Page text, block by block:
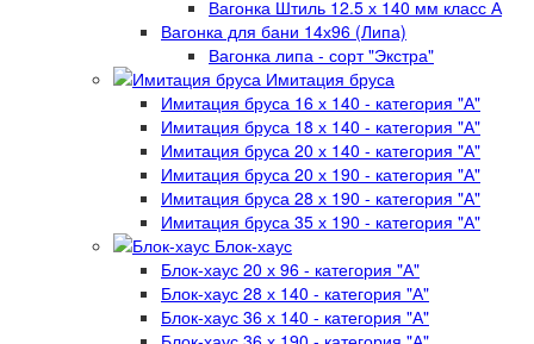
Вагонка Штиль 12.5 х 140 мм класс А
Вагонка для бани 14х96 (Липа)
Вагонка липа - сорт "Экстра"
Имитация бруса
Имитация бруса 16 х 140 - категория "А"
Имитация бруса 18 х 140 - категория "А"
Имитация бруса 20 х 140 - категория "А"
Имитация бруса 20 х 190 - категория "А"
Имитация бруса 28 х 190 - категория "А"
Имитация бруса 35 х 190 - категория "А"
Блок-хаус
Блок-хаус 20 х 96 - категория "А"
Блок-хаус 28 х 140 - категория "А"
Блок-хаус 36 х 140 - категория "А"